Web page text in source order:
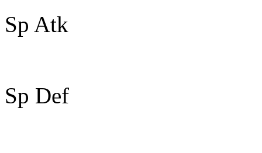
Sp Atk
Sp Def